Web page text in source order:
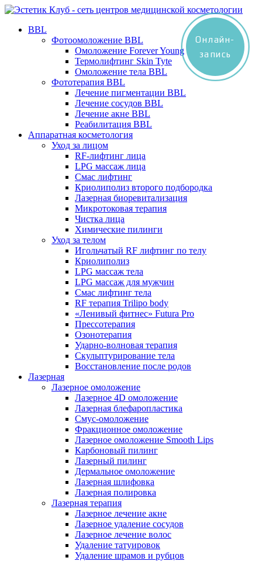
BBL
Фотоомоложение BBL
Омоложение Forever Young
Термолифтинг Skin Tyte
Омоложение тела BBL
Фототерапия BBL
Лечение пигментации BBL
Лечение сосудов BBL
Лечение акне BBL
Реабилитация BBL
Аппаратная косметология
Уход за лицом
RF-лифтинг лица
LPG массаж лица
Смас лифтинг
Криолиполиз второго подбородка
Лазерная биоревитализация
Микротоковая терапия
Чистка лица
Химические пилинги
Уход за телом
Игольчатый RF лифтинг по телу
Криолиполиз
LPG массаж тела
LPG массаж для мужчин
Смас лифтинг тела
RF терапия Trilipo body
«Ленивый фитнес» Futura Pro
Прессотерапия
Озонотерапия
Ударно-волновая терапия
Скульптурирование тела
Восстановление после родов
Лазерная
Лазерное омоложение
Лазерное 4D омоложение
Лазерная блефаропластика
Смус-омоложение
Фракционное омоложение
Лазерное омоложение Smooth Lips
Карбоновый пилинг
Лазерный пилинг
Дермальное омоложение
Лазерная шлифовка
Лазерная полировка
Лазерная терапия
Лазерное лечение акне
Лазерное удаление сосудов
Лазерное лечение волос
Удаление татуировок
Удаление шрамов и рубцов
Онлайн-
запись